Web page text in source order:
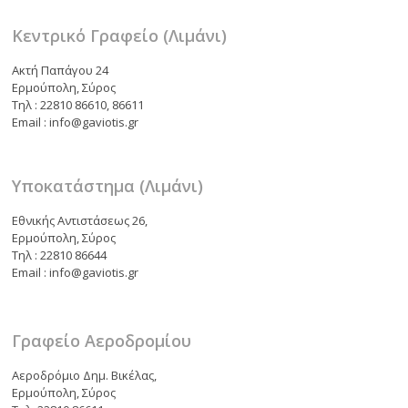
ε
Κεντρικό Γραφείο (Λιμάνι)
Ακτή Παπάγου 24
Ερμούπολη, Σύρος
Τηλ : 22810 86610, 86611
Email : info@gaviotis.gr
Υποκατάστημα (Λιμάνι)
Εθνικής Αντιστάσεως 26,
Ερμούπολη, Σύρος
Τηλ : 22810 86644
Email : info@gaviotis.gr
Γραφείο Αεροδρομίου
Αεροδρόμιο Δημ. Βικέλας,
Ερμούπολη, Σύρος